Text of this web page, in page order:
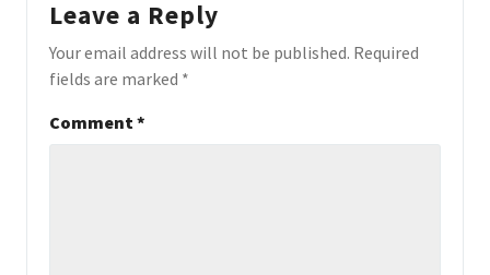
Leave a Reply
Your email address will not be published. Required
fields are marked *
Comment *